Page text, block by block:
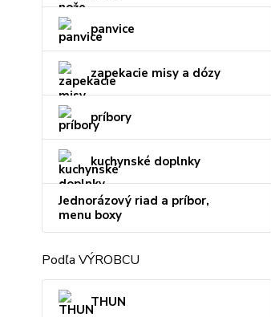
panvice
zapekacie misy a dózy
príbory
kuchynské doplnky
Jednorázový riad a príbor,
menu boxy
Podľa VÝROBCU
THUN